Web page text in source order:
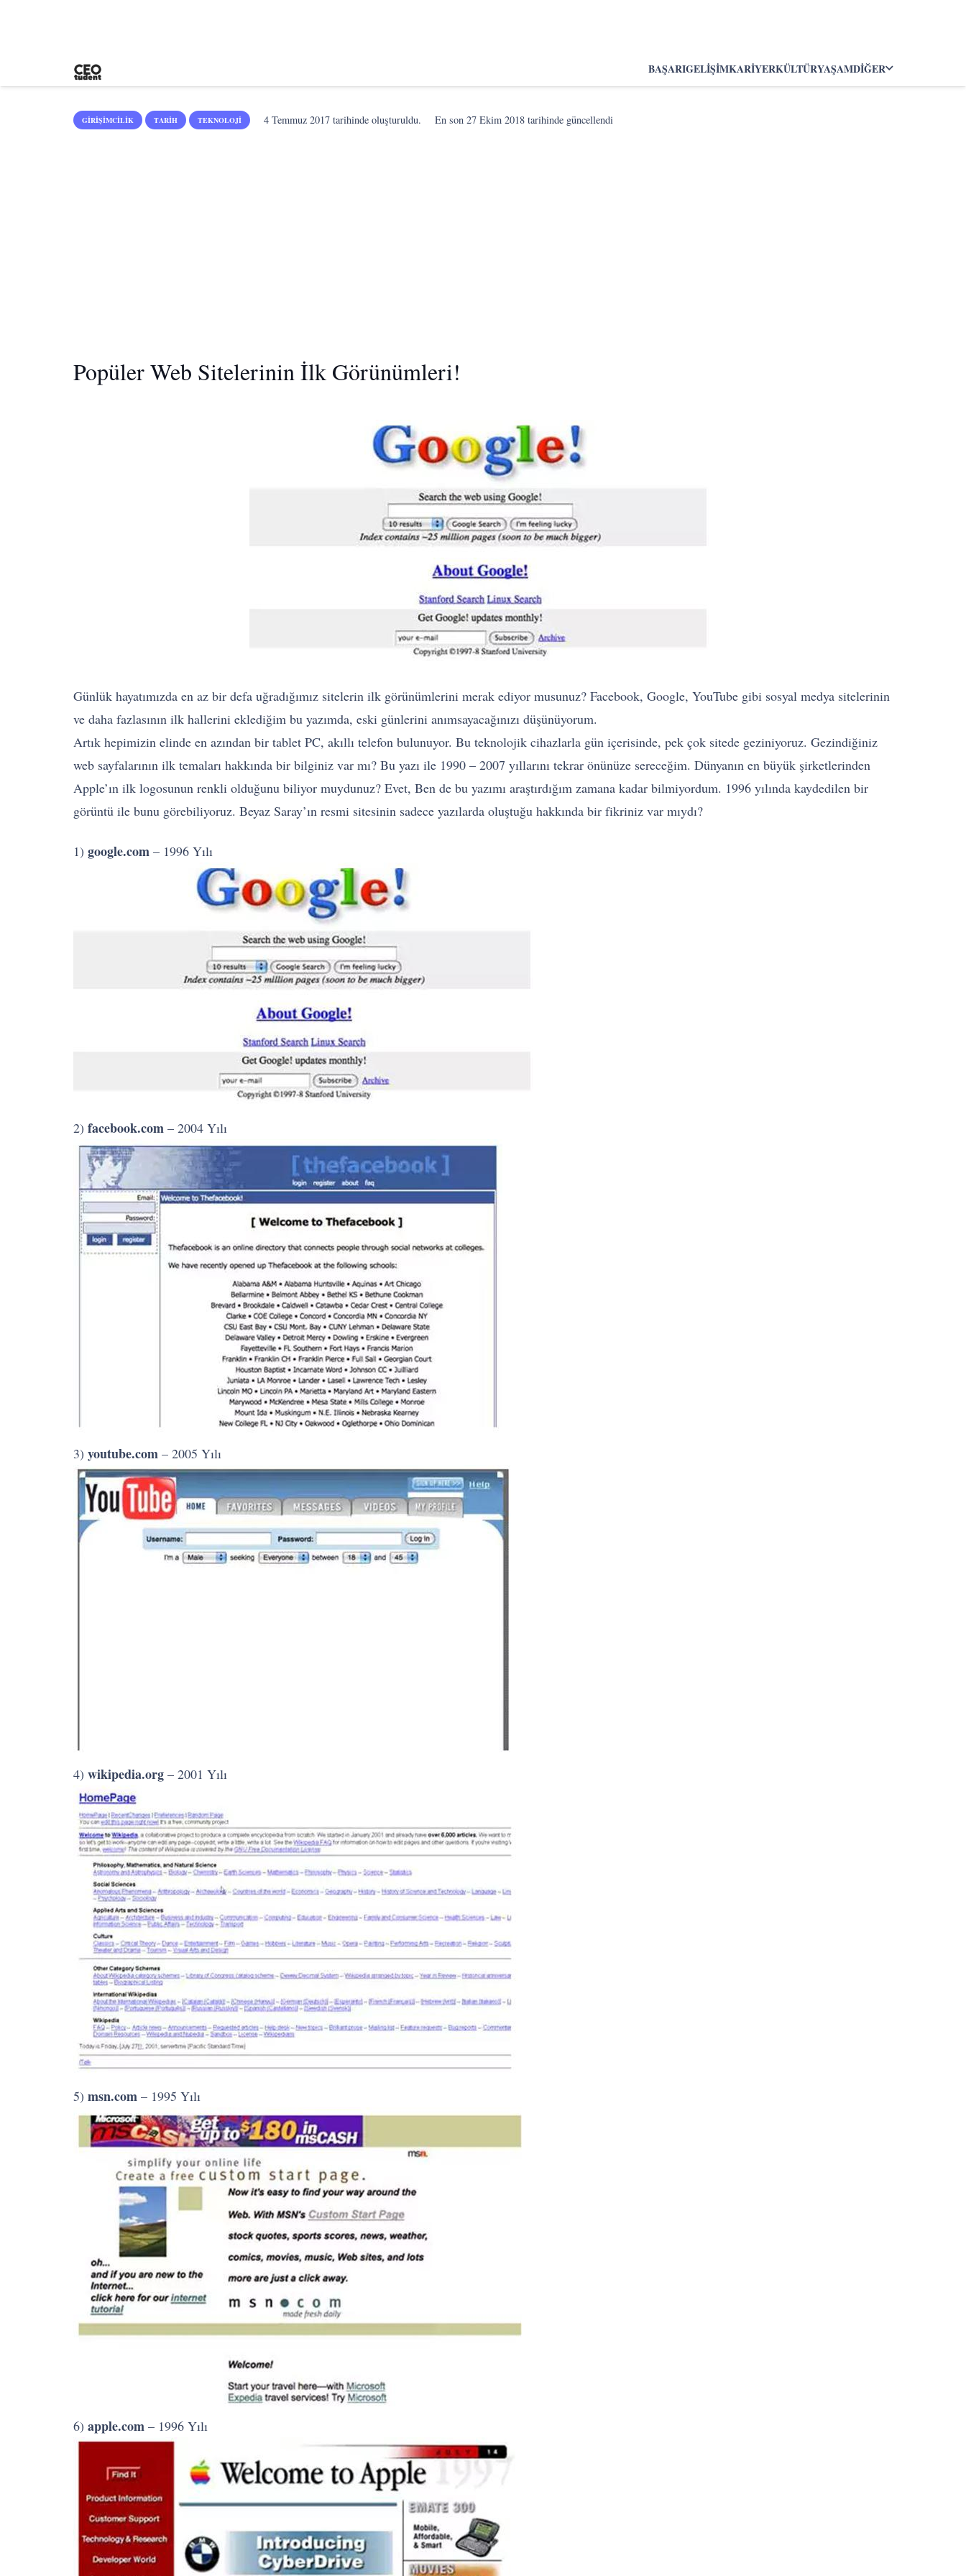
BAŞARIGELIŞIMKARIYERKÜLTÜRYAŞAMDIĞER
GIRIŞIMCILIK TARIH TEKNOLOJI 4 Temmuz 2017 tarihinde oluşturuldu. En son27 Ekim 2018 tarihinde güncellendi
Popüler Web Sitelerinin İlk Görünümleri!
Günlük hayatımızda en az bir defa uğradığımız sitelerin ilk görünümlerini merak ediyor musunuz? Facebook, Google, YouTube gibi sosyal medya sitelerinin
ve daha fazlasının ilk hallerini eklediğim bu yazımda, eski günlerini anımsayacağınızı düşünüyorum.
Artık hepimizin elinde en azından bir tablet PC, akıllı telefon bulunuyor. Bu teknolojik cihazlarla gün içerisinde, pek çok sitede geziniyoruz. Gezindiğiniz
web sayfalarının ilk temaları hakkında bir bilginiz var mı? Bu yazı ile 1990 – 2007 yıllarını tekrar önünüze sereceğim. Dünyanın en büyük şirketlerinden
Apple’ın ilk logosunun renkli olduğunu biliyor muydunuz? Evet, Ben de bu yazımı araştırdığım zamana kadar bilmiyordum. 1996 yılında kaydedilen bir
görüntü ile bunu görebiliyoruz. Beyaz Saray’ın resmi sitesinin sadece yazılarda oluştuğu hakkında bir fikriniz var mıydı?
1) google.com – 1996 Yılı
2) facebook.com – 2004 Yılı
3) youtube.com – 2005 Yılı
4) wikipedia.org – 2001 Yılı
5) msn.com – 1995 Yılı
6) apple.com – 1996 Yılı